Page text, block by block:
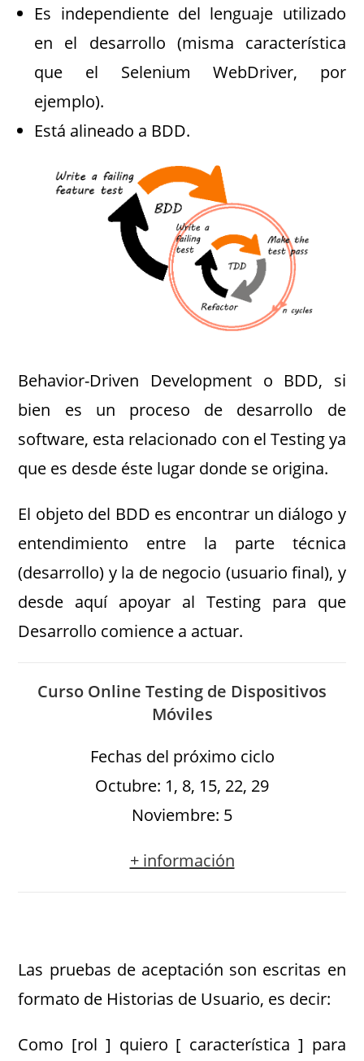
Es independiente del lenguaje utilizado
en el desarrollo (misma característica
que el Selenium WebDriver, por
ejemplo).
Está alineado a BDD.
Behavior-Driven Development ​​o BDD, si
bien es un proceso de desarrollo de
software, esta relacionado con el Testing ya
que es desde éste lugar donde se origina.
El objeto del BDD es encontrar un diálogo y
entendimiento entre la parte técnica
(desarrollo) y la de negocio (usuario final), y
desde aquí apoyar al Testing para que
Desarrollo comience a actuar.
Curso Online Testing de Dispositivos
Móviles
Fechas del próximo ciclo
Octubre: 1, 8, 15, 22, 29
Noviembre: 5
+ información
Las pruebas de aceptación son escritas en
formato de Historias de Usuario, es decir:
Como [rol ] quiero [ característica ] para